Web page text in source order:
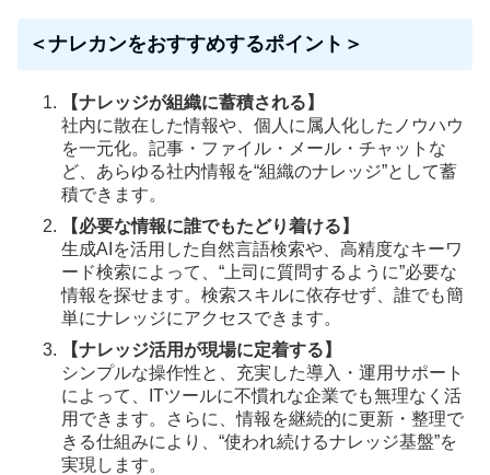
＜ナレカンをおすすめするポイント＞
【ナレッジが組織に蓄積される】
社内に散在した情報や、個人に属人化したノウハウ
を一元化。記事・ファイル・メール・チャットな
ど、あらゆる社内情報を“組織のナレッジ”として蓄
積できます。
【必要な情報に誰でもたどり着ける】
生成AIを活用した自然言語検索や、高精度なキーワ
ード検索によって、“上司に質問するように”必要な
情報を探せます。検索スキルに依存せず、誰でも簡
単にナレッジにアクセスできます。
【ナレッジ活用が現場に定着する】
シンプルな操作性と、充実した導入・運用サポート
によって、ITツールに不慣れな企業でも無理なく活
用できます。さらに、情報を継続的に更新・整理で
きる仕組みにより、“使われ続けるナレッジ基盤”を
実現します。